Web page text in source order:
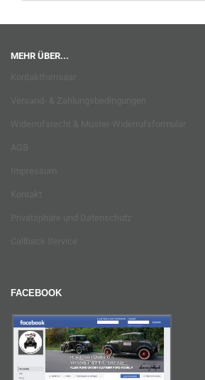
MEHR ÜBER...
FACEBOOK